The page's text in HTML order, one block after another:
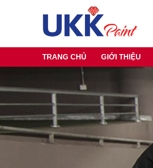
TRANG CHỦ GIỚI THIỆU